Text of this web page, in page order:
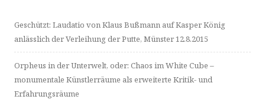
Geschützt: Laudatio von Klaus Bußmann auf Kasper König
anlässlich der Verleihung der Putte, Münster 12.8.2015
Orpheus in der Unterwelt, oder: Chaos im White Cube –
monumentale Künstlerräume als erweiterte Kritik- und
Erfahrungsräume